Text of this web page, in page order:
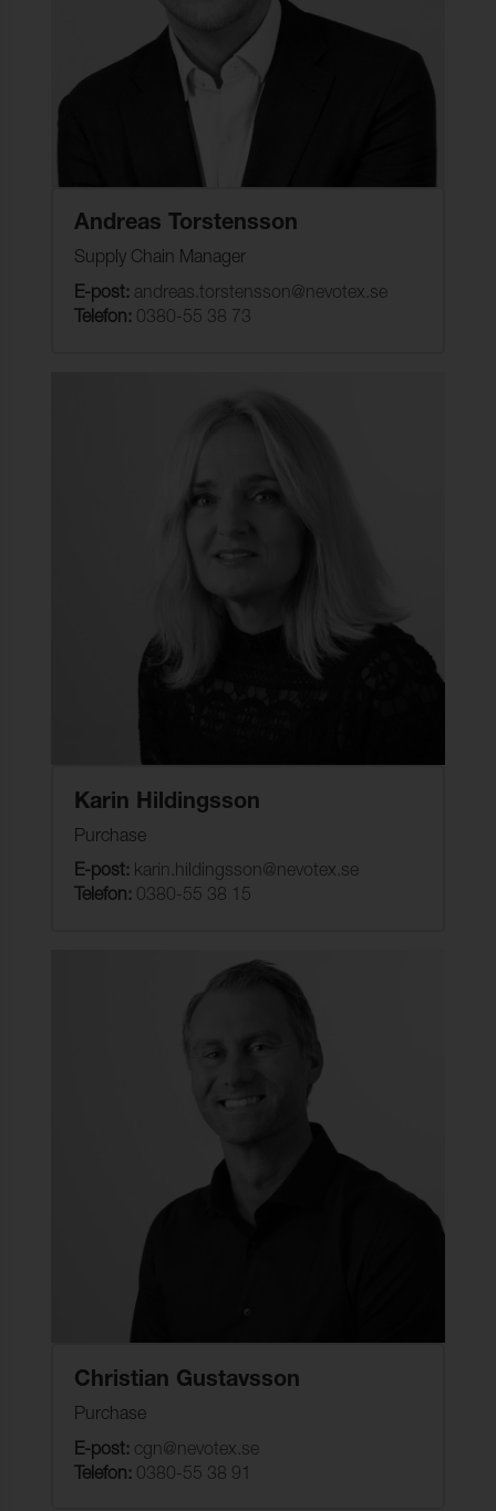
Andreas Torstensson
Supply Chain Manager
E-post: andreas.torstensson@nevotex.se
Telefon: 0380-55 38 73
Karin Hildingsson
Purchase
E-post: karin.hildingsson@nevotex.se
Telefon: 0380-55 38 15
Christian Gustavsson
Purchase
E-post: cgn@nevotex.se
Telefon: 0380-55 38 91